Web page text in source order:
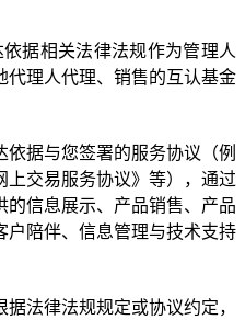
据相关法律法规作为管理人
代理人代理、销售的互认基金
依据与您签署的服务协议（例
交易服务协议》等），通过
信息展示、产品销售、产品
户陪伴、信息管理与技术支持
据法律法规规定或协议约定，